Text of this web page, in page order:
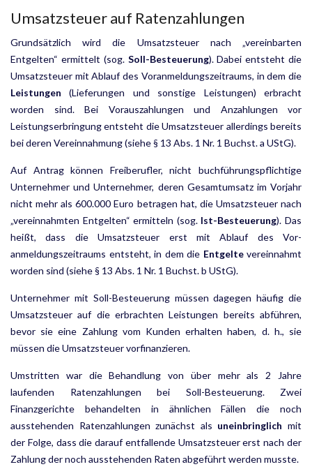
Umsatzsteuer auf Ratenzahlungen
Grundsätzlich wird die Umsatzsteuer nach „vereinbarten
Entgelten“ ermittelt (sog. Soll-Besteuerung). Dabei entsteht die
Umsatzsteuer mit Ablauf des Voranmeldungszeitraums, in dem die
Leistungen (Lieferungen und sonstige Leistungen) erbracht
worden sind. Bei Vorauszahlungen und Anzahlungen vor
Leistungs­erbringung entsteht die Umsatzsteuer allerdings bereits
bei deren Vereinnahmung (siehe § 13 Abs. 1 Nr. 1 Buchst. a UStG).
Auf Antrag können Freiberufler, nicht buchführungspflichtige
Unternehmer und Unternehmer, deren Ge­samtumsatz im Vorjahr
nicht mehr als 600.000 Euro betragen hat, die Umsatzsteuer nach
„vereinnahmten Entgelten“ ermitteln (sog. Ist-Besteuerung). Das
heißt, dass die Umsatzsteuer erst mit Ablauf des Vor­
anmeldungszeitraums entsteht, in dem die Entgeltevereinnahmt
worden sind (siehe § 13 Abs. 1 Nr. 1 Buchst. b UStG).
Unternehmer mit Soll-Besteuerung müssen dagegen häufig die
Umsatzsteuer auf die erbrachten Leistungen bereits abführen,
bevor sie eine Zahlung vom Kunden erhalten haben, d. h., sie
müssen die Umsatzsteuer vorfinanzieren.
Umstritten war die Behandlung von über mehr als 2 Jahre
laufenden Ratenzahlungen bei Soll-Besteuerung. Zwei
Finanzgerichte behandelten in ähnlichen Fällen die noch
ausstehenden Ratenzahlungen zunächst als uneinbringlich mit
der Folge, dass die darauf entfallende Umsatzsteuer erst nach der
Zahlung der noch aus­stehenden Raten abgeführt werden musste.